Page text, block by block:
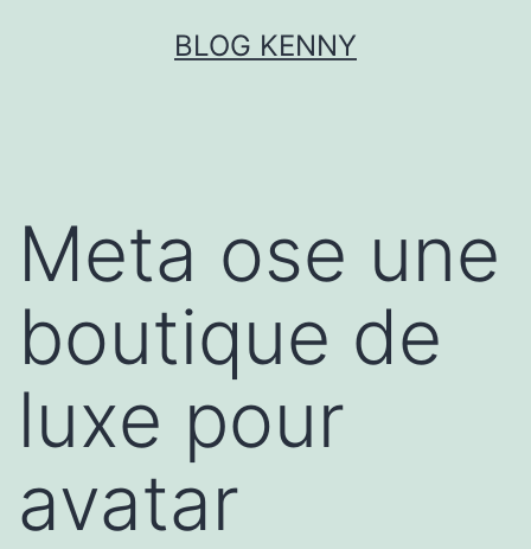
BLOG KENNY
Meta ose une
boutique de
luxe pour
avatar